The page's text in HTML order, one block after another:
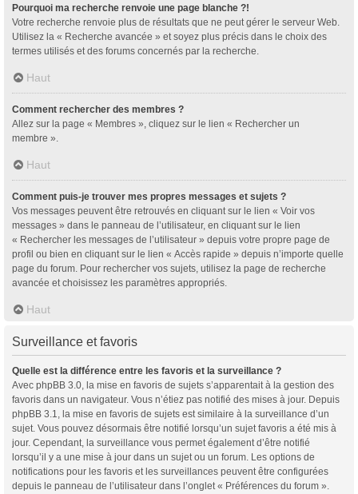
Pourquoi ma recherche renvoie une page blanche ?!
Votre recherche renvoie plus de résultats que ne peut gérer le serveur Web.
Utilisez la « Recherche avancée » et soyez plus précis dans le choix des
termes utilisés et des forums concernés par la recherche.
Haut
Comment rechercher des membres ?
Allez sur la page « Membres », cliquez sur le lien « Rechercher un
membre ».
Haut
Comment puis-je trouver mes propres messages et sujets ?
Vos messages peuvent être retrouvés en cliquant sur le lien « Voir vos
messages » dans le panneau de l’utilisateur, en cliquant sur le lien
« Rechercher les messages de l’utilisateur » depuis votre propre page de
profil ou bien en cliquant sur le lien « Accès rapide » depuis n’importe quelle
page du forum. Pour rechercher vos sujets, utilisez la page de recherche
avancée et choisissez les paramètres appropriés.
Haut
Surveillance et favoris
Quelle est la différence entre les favoris et la surveillance ?
Avec phpBB 3.0, la mise en favoris de sujets s’apparentait à la gestion des
favoris dans un navigateur. Vous n’étiez pas notifié des mises à jour. Depuis
phpBB 3.1, la mise en favoris de sujets est similaire à la surveillance d’un
sujet. Vous pouvez désormais être notifié lorsqu’un sujet favoris a été mis à
jour. Cependant, la surveillance vous permet également d’être notifié
lorsqu’il y a une mise à jour dans un sujet ou un forum. Les options de
notifications pour les favoris et les surveillances peuvent être configurées
depuis le panneau de l’utilisateur dans l’onglet « Préférences du forum ».